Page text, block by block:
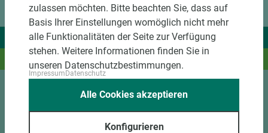
Wir liefern Ideen.
Und das passende Holz dazu.
zulassen möchten. Bitte beachten Sie, dass auf
Basis Ihrer Einstellungen womöglich nicht mehr
alle Funktionalitäten der Seite zur Verfügung
stehen. Weitere Informationen finden Sie in
unseren Datenschutzbestimmungen.
ImpressumDatenschutz
Konfigurieren
Alle Cookies akzeptieren